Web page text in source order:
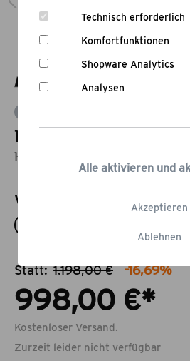
Kamado 24 B Pro
Holzkohle Keramikgrill 24",
Varianten
Statt: 1.198,00 € -16,69%
998,00 €*
Kostenloser Versand.
Zurzeit leider nicht verfügbar
Technisch erforderlich
Komfortfunktionen
Shopware Analytics
Analysen
Ablehnen
Akzeptieren
Alle aktivieren und